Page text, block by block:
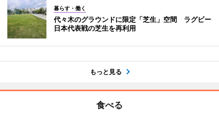
暮らす・働く
代々木のグラウンドに限定「芝生」空間 ラグビー
日本代表戦の芝生を再利用
もっと見る
食べる